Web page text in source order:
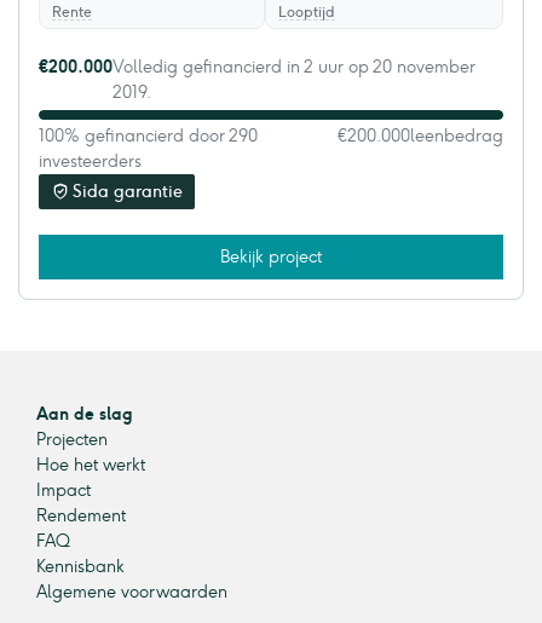
Rente
Looptijd
Sida garantie
€200.000Volledig gefinancierd in 2 uur op 20 november
2019.
100% gefinancierd door 290
investeerders
€200.000leenbedrag
Bekijk project
Aan de slag
Projecten
Hoe het werkt
Impact
Rendement
FAQ
Kennisbank
Algemene voorwaarden